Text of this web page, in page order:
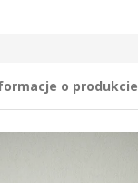
o produkcie